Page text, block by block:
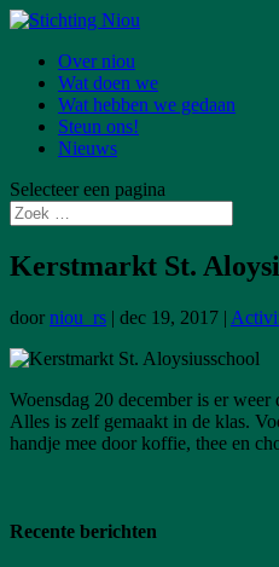
Over niou
Wat doen we
Wat hebben we gedaan
Steun ons!
Nieuws
Selecteer een pagina
Kerstmarkt St.
door niou_rs | dec 19, 2017 |
Woensdag 20 december is er
Alles is zelf gemaakt in de klas.
handje mee door koffie, thee en
Recente berichten